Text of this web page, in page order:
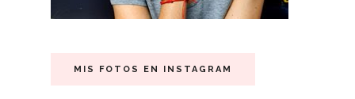
MIS FOTOS EN INSTAGRAM